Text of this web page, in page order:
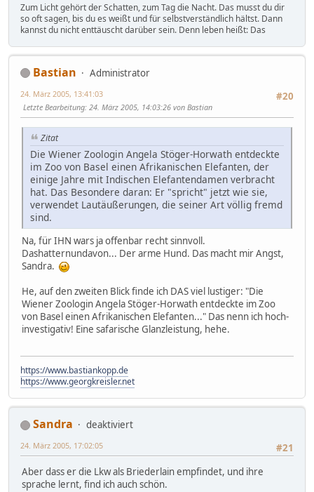
Zum Licht gehört der Schatten, zum Tag die Nacht. Das musst du dir
so oft sagen, bis du es weißt und für selbstverständlich hältst. Dann
kannst du nicht enttäuscht darüber sein. Denn leben heißt: Das
Bastian
Administrator
#20
24. März 2005, 13:41:03
Letzte Bearbeitung: 24. März 2005, 14:03:26 von Bastian
Zitat
Die Wiener Zoologin Angela Stöger-Horwath entdeckte
im Zoo von Basel einen Afrikanischen Elefanten, der
einige Jahre mit Indischen Elefantendamen verbracht
hat. Das Besondere daran: Er "spricht" jetzt wie sie,
verwendet Lautäußerungen, die seiner Art völlig fremd
sind.
Na, für IHN wars ja offenbar recht sinnvoll.
Dashatternundavon... Der arme Hund. Das macht mir Angst,
Sandra.
He, auf den zweiten Blick finde ich DAS viel lustiger: "Die
Wiener Zoologin Angela Stöger-Horwath entdeckte im Zoo
von Basel einen Afrikanischen Elefanten..." Das nenn ich hoch-
investigativ! Eine safarische Glanzleistung, hehe.
https://www.bastiankopp.de
https://www.georgkreisler.net
Sandra
deaktiviert
#21
24. März 2005, 17:02:05
Aber dass er die Lkw als Briederlain empfindet, und ihre
sprache lernt, find ich auch schön.